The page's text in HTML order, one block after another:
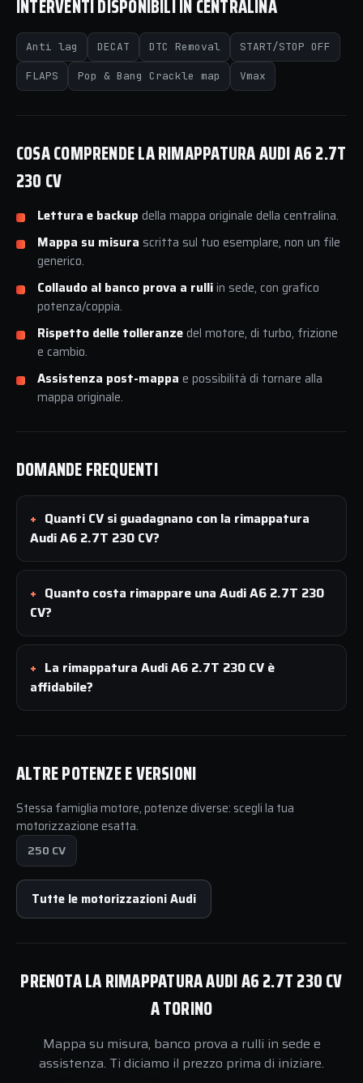
INTERVENTI DISPONIBILI IN CENTRALINA
Anti lag DECAT DTC Removal START/STOP OFF
FLAPS Pop & Bang Crackle map Vmax
COSA COMPRENDE LA RIMAPPATURA AUDI A6 2.7T
230 CV
Lettura e backup della mappa originale della centralina.
Mappa su misura scritta sul tuo esemplare, non un file
generico.
Collaudo al banco prova a rulliin sede, con grafico
potenza/coppia.
Rispetto delle tolleranzedel motore, di turbo, frizione
e cambio.
Assistenza post-mappa e possibilità di tornare alla
mappa originale.
DOMANDE FREQUENTI
Quanti CV si guadagnano con la rimappatura
Audi A6 2.7T 230 CV?
Quanto costa rimappare una Audi A6 2.7T 230
CV?
La rimappatura Audi A6 2.7T 230 CV è
affidabile?
ALTRE POTENZE E VERSIONI
Stessa famiglia motore, potenze diverse: scegli la tua
motorizzazione esatta.
250 CV
Tutte le motorizzazioni Audi
PRENOTA LA RIMAPPATURA AUDI A6 2.7T 230 CV
A TORINO
Mappa su misura, banco prova a rulli in sede e
assistenza. Ti diciamo il prezzo prima di iniziare.